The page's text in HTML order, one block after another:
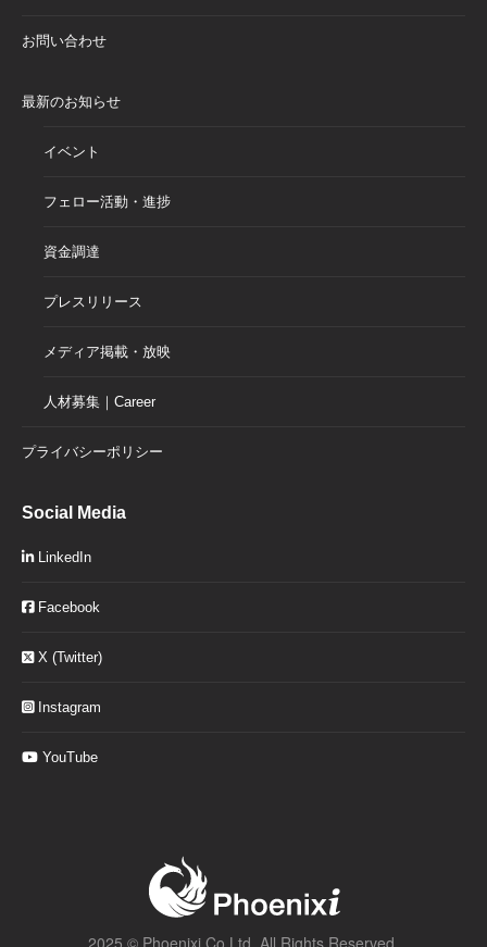
お問い合わせ
最新のお知らせ
イベント
フェロー活動・進捗
資金調達
プレスリリース
メディア掲載・放映
人材募集｜Career
プライバシーポリシー
Social Media
LinkedIn
Facebook
X (Twitter)
Instagram
YouTube
2025 © Phoenixi Co Ltd. All Rights Reserved.